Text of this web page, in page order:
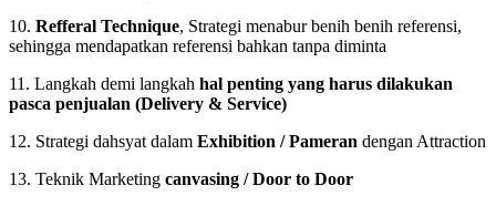
10. Refferal Technique, Strategi menabur benih benih referensi,
sehingga mendapatkan referensi bahkan tanpa diminta
11. Langkah demi langkah hal penting yang harus dilakukan
pasca penjualan (Delivery & Service)
12. Strategi dahsyat dalam Exhibition / Pameran dengan Attraction
13. Teknik Marketing canvasing / Door to Door